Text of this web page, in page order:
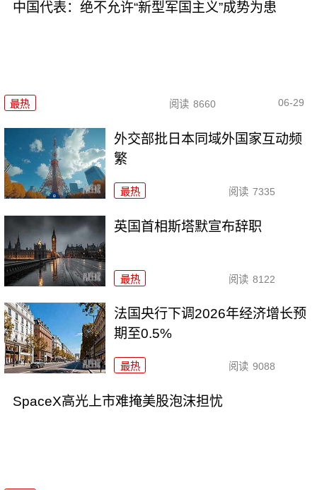
中国代表：绝不允许“新型军国主义”成势为患
最热 阅读 8660 06-29
外交部批日本同域外国家互动频
繁
最热 阅读 7335
英国首相斯塔默宣布辞职
最热 阅读 8122
法国央行下调2026年经济增长预
期至0.5%
最热 阅读 9088
SpaceX高光上市难掩美股泡沫担忧